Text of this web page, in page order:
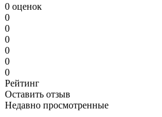
0 оценок
0
0
0
0
0
0
Рейтинг
Оставить отзыв
Недавно просмотренные